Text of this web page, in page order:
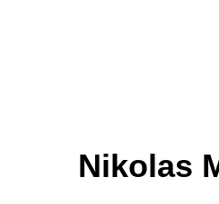
Nikolas